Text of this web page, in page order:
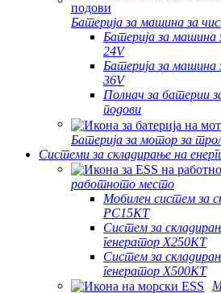
Батерија за машина за
Батерија за машина
24V
Батерија за машина
36V
Полнач за батерии
подови
Батерија за мотор за
Системи за складирање на
работното место
Мобилен систем за
PC15KT
Систем за
генератор X250KT
Систем за
генератор X500KT